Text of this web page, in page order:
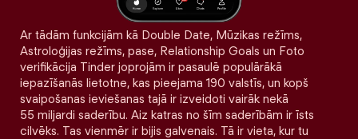
Ar tādām funkcijām kā Double Date, Mūzikas režīms,
Astroloģijas režīms, pase, Relationship Goals un Foto
verifikācija Tinder joprojām ir pasaulē populārākā
iepazīšanās lietotne, kas pieejama 190 valstīs, un kopš
svaipošanas ieviešanas tajā ir izveidoti vairāk nekā
55 miljardi saderību. Aiz katras no šīm saderībām ir īsts
cilvēks. Tas vienmēr ir bijis galvenais. Tā ir vieta, kur tu